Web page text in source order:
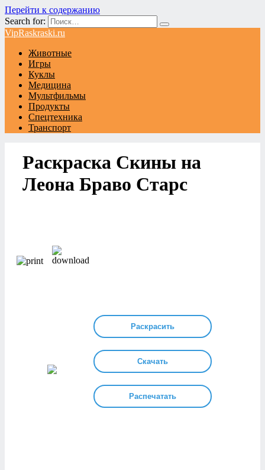
Перейти к содержанию
Search for:
VipRaskraski.ru
Животные
Игры
Куклы
Медицина
Мультфильмы
Продукты
Спецтехника
Транспорт
Раскраска Скины на
Леона Браво Старс
Раскрасить
Скачать
Распечатать